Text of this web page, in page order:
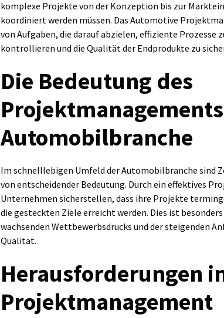
komplexe Projekte von der Konzeption bis zur
koordiniert werden müssen. Das Automotive
von Aufgaben, die darauf abzielen, effiziente Prozesse
kontrollieren und die Qualität der Endprodukte zu
Die Bedeutung des
Automobilbranche
Im schnelllebigen Umfeld der Automobilbranche sind
von entscheidender Bedeutung. Durch ein effektives
Unternehmen sicherstellen, dass ihre Projekte
die gesteckten Ziele erreicht werden. Dies ist
wachsenden Wettbewerbsdrucks und der steigenden
Qualität.
Herausforderungen
Projektmanagement